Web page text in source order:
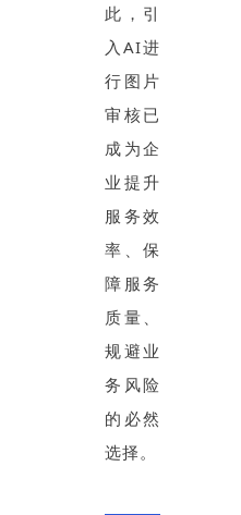
此，引
入AI进
行图片
审核已
成为企
业提升
服务效
率、保
障服务
质量、
规避业
务风险
的必然
选择。